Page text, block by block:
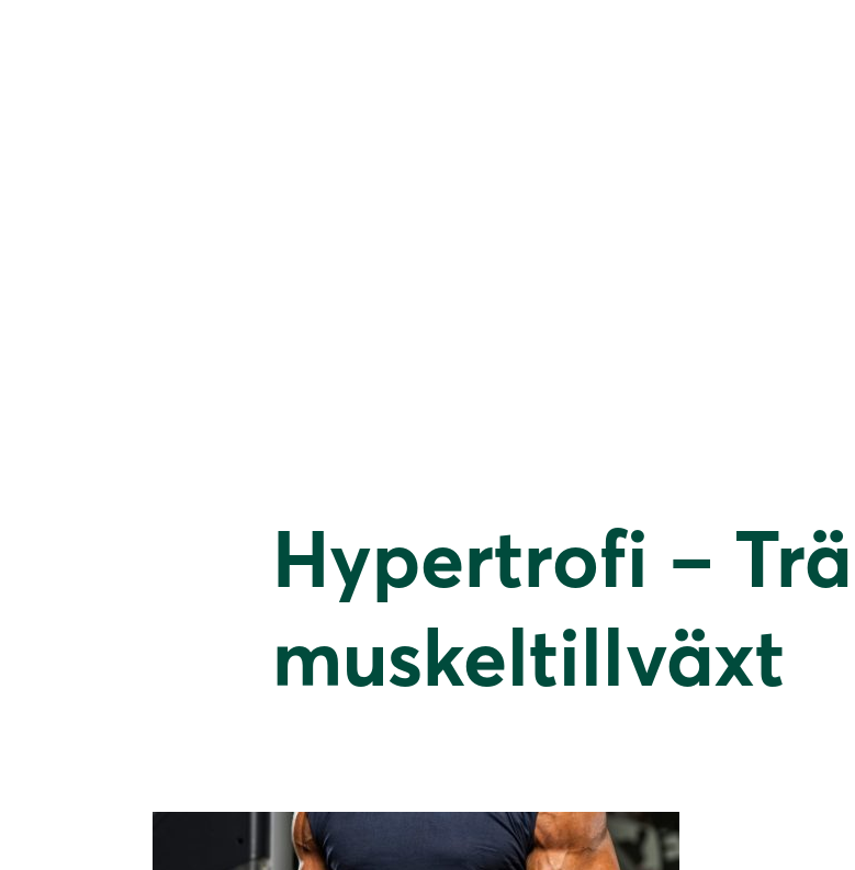
Hypertrofi –
muskeltillväxt